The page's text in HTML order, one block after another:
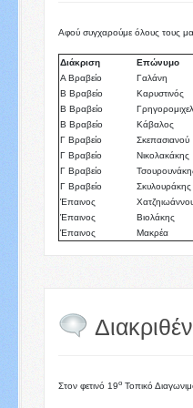
Αφού συγχαρούμε όλους τους
Διάκριση Επώνυμο
Α Βραβείο
Γαλάνη
Β Βραβείο
Καρυστινός
Β Βραβείο
Β Βραβείο
Κάβαλος
Γ Βραβείο
Σκεπασιανού
Γ Βραβείο
Νικολακάκης
Γ Βραβείο
Γ Βραβείο
Σκυλουράκης
Έπαινος
Έπαινος
Βιολάκης
Έπαινος
Μακρέα
Στον φετινό 19ο Τοπικό